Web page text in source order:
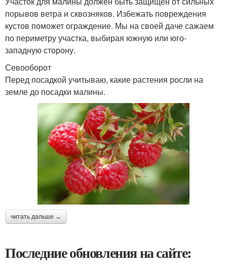
порывов ветра и сквозняков. Избежать повреждения
кустов поможет ограждение. Мы на своей даче сажаем
по периметру участка, выбирая южную или юго-
западную сторону.
Севооборот
Перед посадкой учитываю, какие растения росли на
земле до посадки малины.
читать дальше →
Последние обновления на сайте: